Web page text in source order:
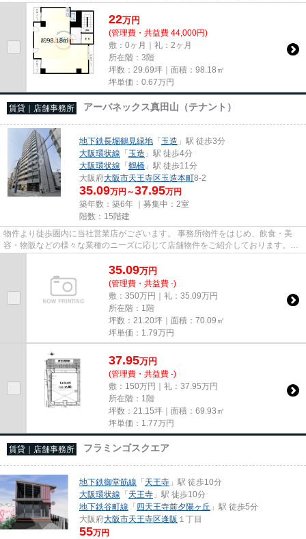
尚、弊社ではおとり広告は一切...
22万円
(管理費・共益費 44,000円)
敷：0ヶ月｜礼：2ヶ月
所在階：3階
坪数：29.69坪｜面積：98.18㎡
坪単価： 0.67万円
賃貸｜店舗事務所 アーバネックス真田山（テナント）
地下鉄長堀鶴見緑地 「玉造 」駅 徒歩3分
大阪環状線 「玉造 」駅 徒歩4分
大阪環状線 「鶴橋 」駅 徒歩11分
大阪府大阪市天王寺区玉造本町8-2
35.09万円～37.95万円
築年数：築6年 ｜募集中： 2室
階数：15階建
物件より徒歩圏内に当社営業店がございます。 事務所物件をはじめ、飲食・美
容・物販などの様々な業種のニーズに応じて店舗物件をご紹介しております。
尚、弊社ではおとり広告は一切...
35.09万円
(管理費・共益費 -)
敷：350万円｜礼：35.09万円
所在階：1階
坪数：21.20坪｜面積：70.09㎡
坪単価： 1.79万円
37.95万円
(管理費・共益費 -)
敷：150万円｜礼：37.95万円
所在階：1階
坪数：21.15坪｜面積：69.93㎡
坪単価： 1.77万円
賃貸｜店舗事務所 フラミンゴスクエア
地下鉄御堂筋線 「天王寺 」駅 徒歩10分
大阪環状線 「天王寺 」駅 徒歩10分
地下鉄谷町線 「四天王寺前夕陽ヶ丘 」駅 徒歩5分
大阪府大阪市天王寺区逢阪 １丁目
55万円